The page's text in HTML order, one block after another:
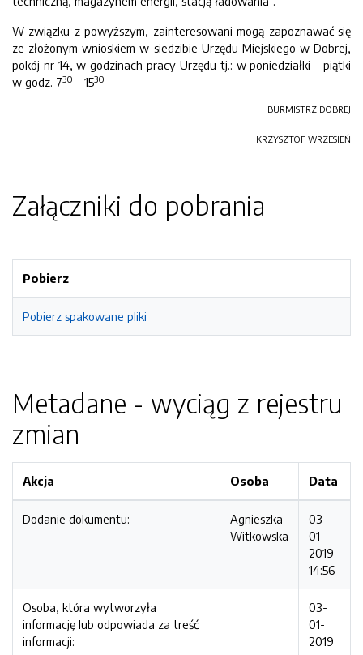
W związku z powyższym, zainteresowani mogą zapoznawać się
ze złożonym wnioskiem w siedzibie Urzędu Miejskiego w Dobrej,
pokój nr 14, w godzinach pracy Urzędu tj.: w poniedziałki – piątki
w godz. 730 – 1530
BURMISTRZ DOBREJ
KRZYSZTOF WRZESIEŃ
Załączniki do pobrania
Pobierz
Pobierz spakowane pliki
Metadane - wyciąg z rejestru
zmian
Akcja Osoba Data
Dodanie dokumentu:
Agnieszka
Witkowska
03-
01-
2019
14:56
Osoba, która wytworzyła
informację lub odpowiada za treść
informacji:
03-
01-
2019